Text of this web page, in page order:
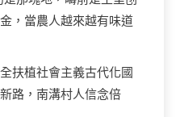
，當農人越來越有味道
扶植社會主義古代化國
路，南溝村人信念倍